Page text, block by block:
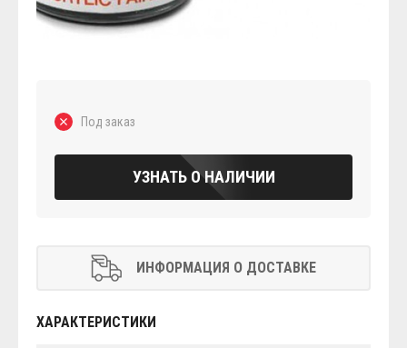
Под заказ
УЗНАТЬ О НАЛИЧИИ
ИНФОРМАЦИЯ О ДОСТАВКЕ
ХАРАКТЕРИСТИКИ